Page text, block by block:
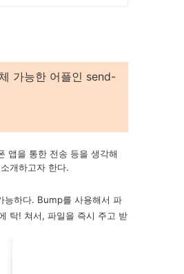
가능한 어플인 send-
앱을 통한 전송 등을 생각해
개하고자 한다.
능하다. Bump를 사용해서 파
탁! 쳐서, 파일을 즉시 주고 받